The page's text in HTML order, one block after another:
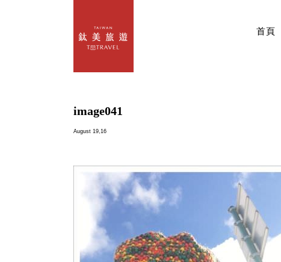
首頁
image041
August 19,16